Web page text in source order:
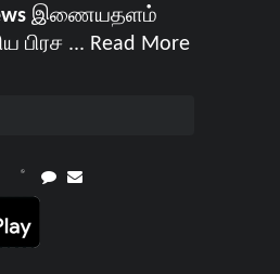
இணையதளம்
பிரச ... Read More